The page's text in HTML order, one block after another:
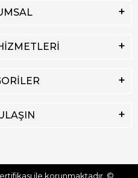
ile korunmaktadır. ©